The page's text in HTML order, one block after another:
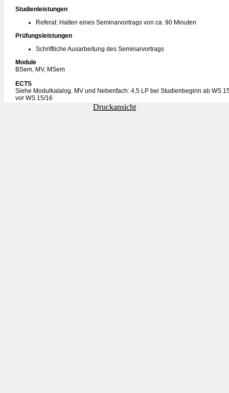
Studienleistungen
Referat: Halten eines Seminarvortrags von ca. 90 Minuten
Prüfungsleistungen
Schriftliche Ausarbeitung des Seminarvortrags
Module
BSem, MV, MSem
ECTS
Siehe Modulkatalog. MV und Nebenfach: 4,5 LP bei Studienbeginn ab WS
vor WS 15/16
Druckansicht